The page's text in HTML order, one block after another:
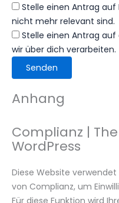
Stelle einen Antrag auf
nicht mehr relevant sind.
Stelle einen Antrag
wir über dich verarbeiten.
Anhang
Complianz |
WordPress
Diese Website verwendet
von Complianz, um
Für diese Funktion wird